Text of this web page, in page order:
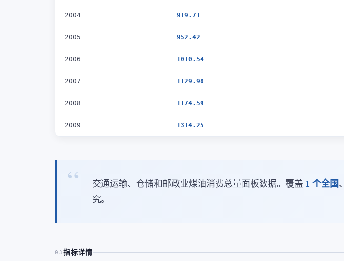
2004 919.71
2005 952.42
2006 1010.54
2007 1129.98
2008 1174.59
2009 1314.25
交通运输、仓储和邮政业煤油消费总量面板数据。覆盖 1 个全国 、
究。
03 指标详情